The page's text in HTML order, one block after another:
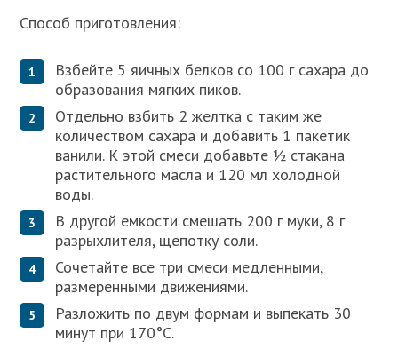
Способ приготовления:
Взбейте 5 яичных белков со 100 г сахара до
образования мягких пиков.
Отдельно взбить 2 желтка с таким же
количеством сахара и добавить 1 пакетик
ванили. К этой смеси добавьте ½ стакана
растительного масла и 120 мл холодной
воды.
В другой емкости смешать 200 г муки, 8 г
разрыхлителя, щепотку соли.
Сочетайте все три смеси медленными,
размеренными движениями.
Разложить по двум формам и выпекать 30
минут при 170°С.